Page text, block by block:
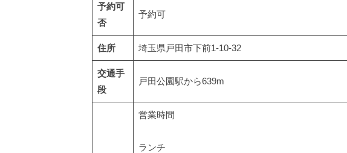
予約可
否
予約可
住所 埼玉県戸田市下前1-10-32
交通手
段
戸田公園駅から639m
営業時間
ランチ